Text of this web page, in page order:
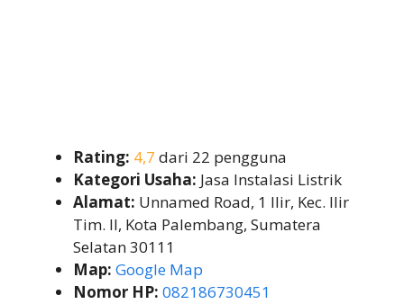
Rating: 4,7 dari 22 pengguna
Kategori Usaha: Jasa Instalasi Listrik
Alamat: Unnamed Road, 1 Ilir, Kec. Ilir
Tim. II, Kota Palembang, Sumatera
Selatan 30111
Map: Google Map
Nomor HP: 082186730451